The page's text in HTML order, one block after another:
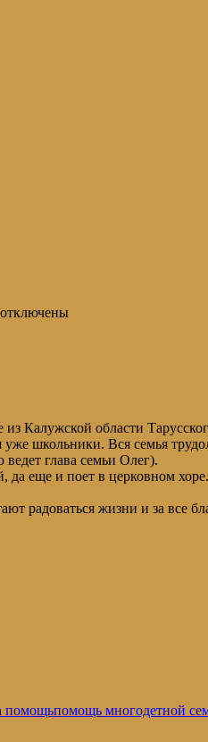
отключены
Калужской области
школьники. Вся семья
ведет глава семьи Олег).
еще и поет в церковном
радоваться жизни и за все
помощьпомощь многодетной